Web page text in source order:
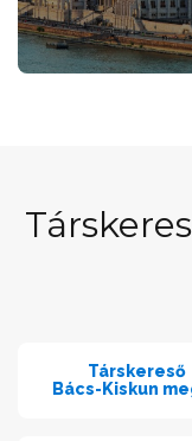
Társkereső
Bács-Kiskun